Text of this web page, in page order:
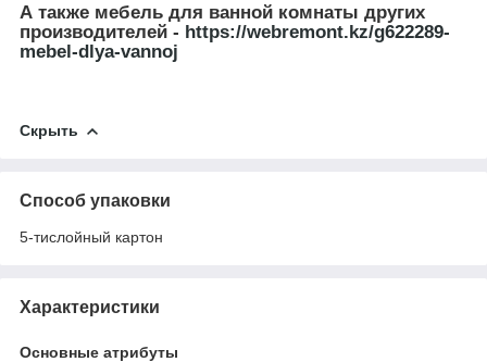
А также мебель для ванной комнаты других
производителей - https://webremont.kz/g622289-
mebel-dlya-vannoj
Скрыть
Способ упаковки
5-тислойный картон
Характеристики
Основные атрибуты